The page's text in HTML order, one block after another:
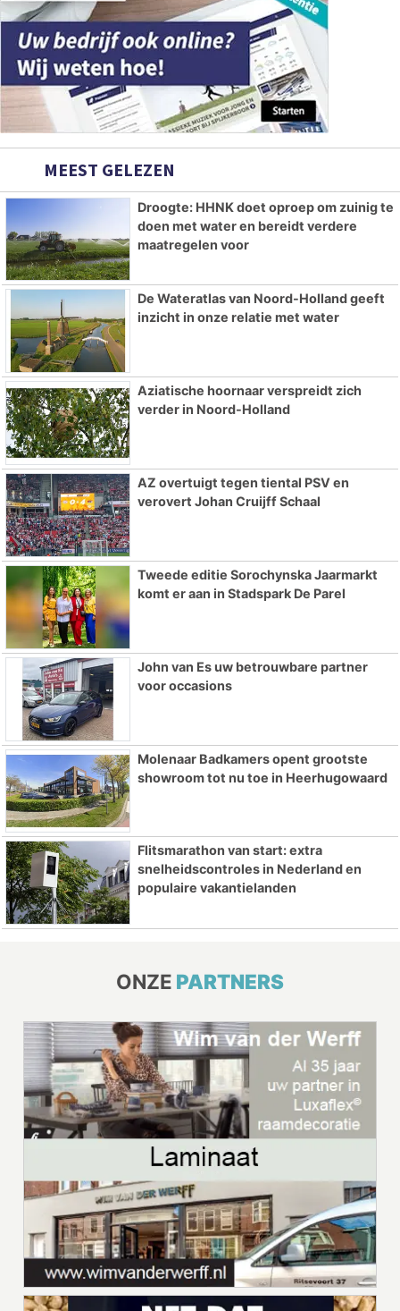
MEEST GELEZEN
Droogte: HHNK doet oproep om zuinig te
doen met water en bereidt verdere
maatregelen voor
De Wateratlas van Noord-Holland geeft
inzicht in onze relatie met water
Aziatische hoornaar verspreidt zich
verder in Noord-Holland
AZ overtuigt tegen tiental PSV en
verovert Johan Cruijff Schaal
Tweede editie Sorochynska Jaarmarkt
komt er aan in Stadspark De Parel
John van Es uw betrouwbare partner
voor occasions
Molenaar Badkamers opent grootste
showroom tot nu toe in Heerhugowaard
Flitsmarathon van start: extra
snelheidscontroles in Nederland en
populaire vakantielanden
ONZE PARTNERS